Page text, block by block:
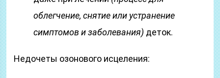
облегчение, снятие или устранение
симптомов и заболевания) деток.
Недочеты озонового исцеления: